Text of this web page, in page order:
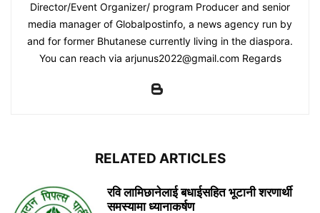
Director/Event Organizer/ program Producer and senior
media manager of Globalpostinfo, a news agency run by
and for former Bhutanese currently living in the diaspora.
You can reach via arjunus2022@gmail.com Regards
RELATED ARTICLES
रवि लामिछानेलाई बधाईसहित भूटानी शरणार्थी
समस्यामा ध्यानाकर्षण